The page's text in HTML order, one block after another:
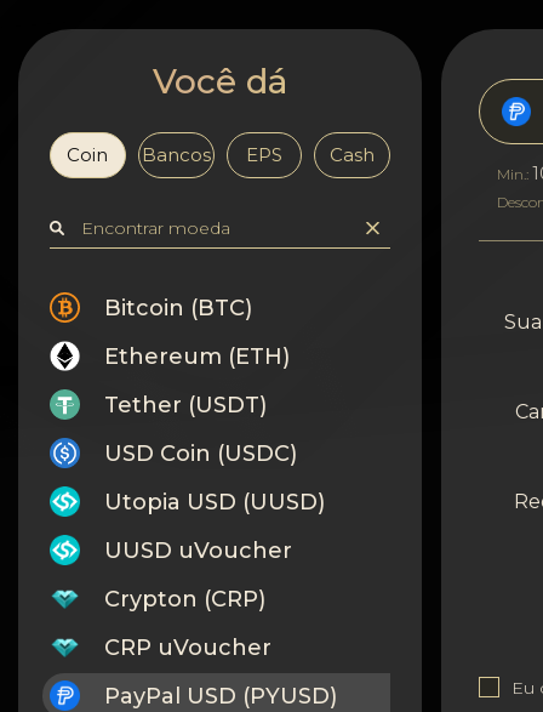
Regras
AML/CFT
Confidencialidade
Contatos
Wiki
FAQ
Reputação
Mapa do site
Você dá
Coin Bancos EPS Cash
Bitcoin (BTC)
Ethereum (ETH)
Tether (USDT)
USD Coin (USDC)
Utopia USD (UUSD)
UUSD uVoucher
Crypton (CRP)
CRP uVoucher
PayPal USD (PYUSD)
Min.:
Eu